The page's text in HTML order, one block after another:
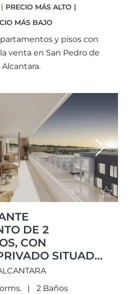
PRECIO MÁS ALTO
MÁS BAJO
y pisos con
venta en San Pedro de
Alcantara.
Next
DE 2
CON
SITUADO
PRIVILEGIADA
2 Baños